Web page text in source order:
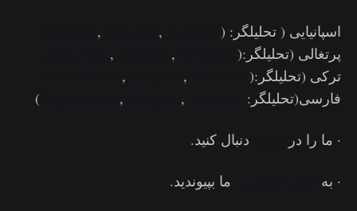
اسپانیایی ( تحلیلگر: ( , ,
پرتغالی (تحلیلگر:(
, ,
ترکی (تحلیلگر:(
, ,
فارسی(تحلیلگر:
, ,
)
· ما را در دنبال کنید.
· به ما بپیوندید.